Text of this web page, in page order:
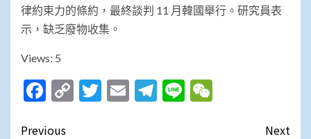
律約束力的條約，最終談判 11 月韓國舉行。研究員表
示，缺乏廢物收集。
Views: 5
Facebook
CopyTwitter
EmailTelegram
Line
Post
Previous
Next